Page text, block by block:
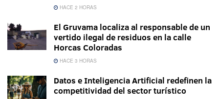
HACE 2 HORAS
El Gruvama localiza al responsable de un
vertido ilegal de residuos en la calle
Horcas Coloradas
HACE 3 HORAS
Datos e Inteligencia Artificial redefinen la
competitividad del sector turístico